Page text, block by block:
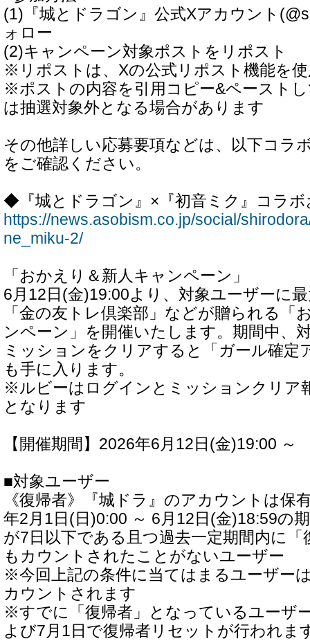
(1)『城とドラゴン』公式Xアカウント
ォロー
(2)キャンペーン対象ポストをリポスト
※リポストは、Xの公式リポスト機能を
※ポストの内容を引用コピー&ペースト
は抽選対象外となる場合があります
その他詳しい応募要項などは、以下コラ
をご確認ください。
◆『城とドラゴン』×『初音ミク』コラ
https://news.asobism.co.jp/social/
ne_miku-2/
「おかえり＆新人キャンペーン」
6月12日(金)19:00より、対象ユーザーに
「金の友トレ倶楽部」などが贈られる「
ンペーン」を開催いたします。期間中、
ミッションをクリアすると「ガール確定
も手に入ります。
※ルビーはログインとミッションクリア
となります
【開催期間】2026年6月12日(金)19:00 ～
■対象ユーザー
《復帰者》『城ドラ』のアカウントは保
年2月1日(日)0:00 ～ 6月12日(金)18:59の
が7日以下である且つ過去一定期間内に「
もカウントされたことがないユーザー
※今回上記の条件に当てはまるユーザー
カウントされます
※すでに「復帰者」となっているユーザ
よび7月1日で復帰者リセットが行われま